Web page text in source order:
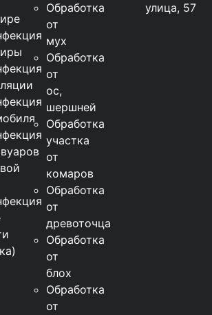
Обработка
от
мух
Обработка
от
ос,
шершней
Обработка
участка
от
комаров
Обработка
от
древоточца
Обработка
от
блох
Обработка
от
улица, 57